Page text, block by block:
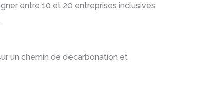
entre 10 et 20 entreprises inclusives
un chemin de décarbonation et